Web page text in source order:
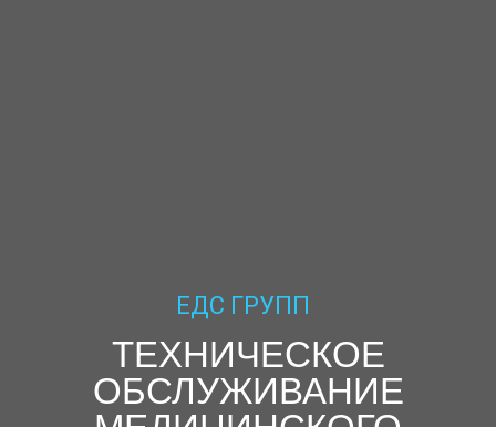
ЕДС ГРУПП
ТЕХНИЧЕСКОЕ
ОБСЛУЖИВАНИЕ